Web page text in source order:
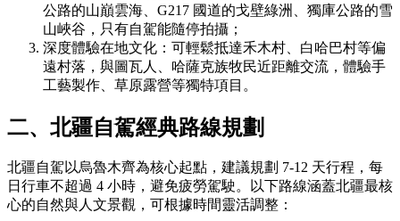
公路的山巔雲海、G217 國道的戈壁綠洲、獨庫公路的雪
山峽谷，只有自駕能隨停拍攝；
深度體驗在地文化：可輕鬆抵達禾木村、白哈巴村等偏
遠村落，與圖瓦人、哈薩克族牧民近距離交流，體驗手
工藝製作、草原露營等獨特項目。
二、北疆自駕經典路線規劃
北疆自駕以烏魯木齊為核心起點，建議規劃 7-12 天行程，每
日行車不超過 4 小時，避免疲勞駕駛。以下路線涵蓋北疆最核
心的自然與人文景觀，可根據時間靈活調整：